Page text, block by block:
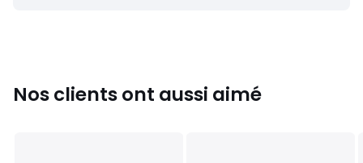
Nos clients ont aussi aimé